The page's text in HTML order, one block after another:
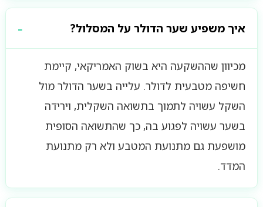
איך משפיע שער הדולר על המסלול?
מכיוון שההשקעה היא בשוק האמריקאי, קיימת
חשיפה מטבעית לדולר. עלייה בשער הדולר מול
השקל עשויה לתמוך בתשואה השקלית, וירידה
בשער עשויה לפגוע בה, כך שהתשואה הסופית
מושפעת גם מתנועת המטבע ולא רק מתנועת
המדד.